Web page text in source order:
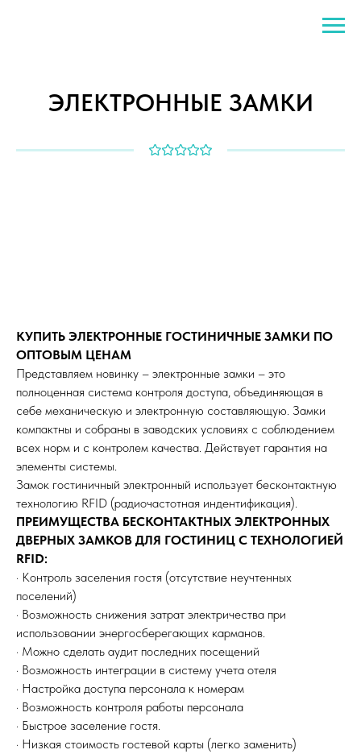
ЭЛЕКТРОННЫЕ ЗАМКИ
КУПИТЬ ЭЛЕКТРОННЫЕ ГОСТИНИЧНЫЕ ЗАМКИ ПО
ОПТОВЫМ ЦЕНАМ
Представляем новинку – электронные замки – это
полноценная система контроля доступа, объединяющая в
себе механическую и электронную составляющую. Замки
компактны и собраны в заводских условиях с соблюдением
всех норм и с контролем качества. Действует гарантия на
элементы системы.
Замок гостиничный электронный использует бесконтактную
технологию RFID (радиочастотная индентификация).
ПРЕИМУЩЕСТВА БЕСКОНТАКТНЫХ ЭЛЕКТРОННЫХ
ДВЕРНЫХ ЗАМКОВ ДЛЯ ГОСТИНИЦ С ТЕХНОЛОГИЕЙ
RFID:
· Контроль заселения гостя (отсутствие неучтенных
поселений)
· Возможность снижения затрат электричества при
использовании энергосберегающих карманов.
· Можно сделать аудит последних посещений
· Возможность интеграции в систему учета отеля
· Настройка доступа персонала к номерам
· Возможность контроля работы персонала
· Быстрое заселение гостя.
· Низкая стоимость гостевой карты (легко заменить)